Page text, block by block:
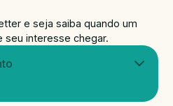
e seja saiba quando um
seu interesse chegar.